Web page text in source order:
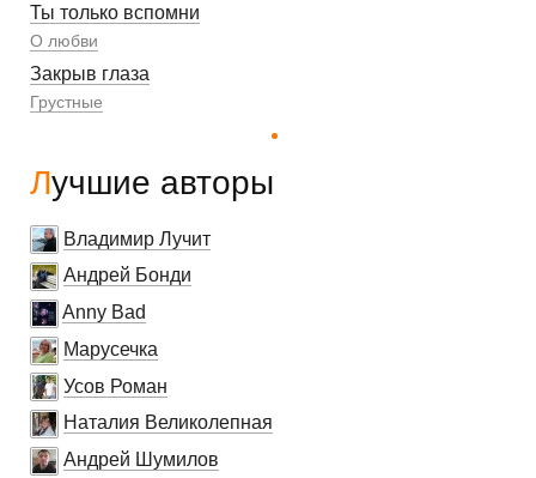
Ты только вспомни
О любви
Закрыв глаза
Грустные
Лучшие авторы
Владимир Лучит
Андрей Бонди
Anny Bad
Марусечка
Усов Роман
Наталия Великолепная
Андрей Шумилов